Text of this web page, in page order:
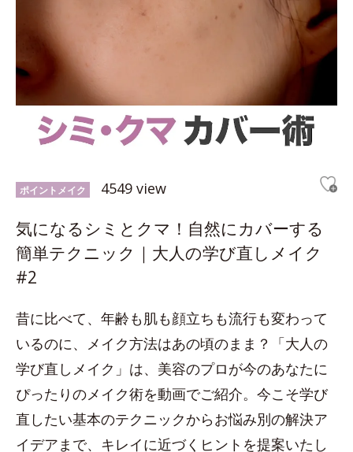
ポイントメイク 4549 view
気になるシミとクマ！自然にカバーする
簡単テクニック｜大人の学び直しメイク
#2
昔に比べて、年齢も肌も顔立ちも流行も変わって
いるのに、メイク方法はあの頃のまま？「大人の
学び直しメイク」は、美容のプロが今のあなたに
ぴったりのメイク術を動画でご紹介。今こそ学び
直したい基本のテクニックからお悩み別の解決ア
イデアまで、キレイに近づくヒントを提案いたし